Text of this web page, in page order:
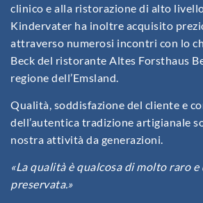
clinico e alla ristorazione di alto
Kindervater ha inoltre acquisito
attraverso numerosi incontri con lo
Beck del ristorante Altes Forsthaus
regione dell’Emsland.
Qualità, soddisfazione del cliente e
dell’autentica tradizione artigianale
nostra attività da generazioni.
«La qualità è qualcosa di molto raro e
preservata.»